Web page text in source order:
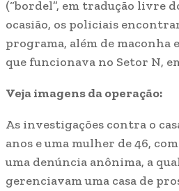
(“bordel”, em tradução livre
ocasião, os policiais
programa, além de maconha
que funcionava no Setor N,
Veja imagens da operação:
As investigações contra o
anos e uma mulher de 46,
uma denúncia anônima, a
gerenciavam uma casa de